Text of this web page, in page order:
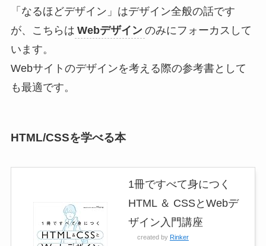
「なるほどデザイン」はデザイン全般の話です
が、こちらは Webデザイン のみにフォーカスして
います。
Webサイトのデザインを考える際の参考書として
も最適です。
HTML/CSSを学べる本
1冊ですべて身につく
HTML ＆ CSSとWebデ
ザイン入門講座
created by Rinker